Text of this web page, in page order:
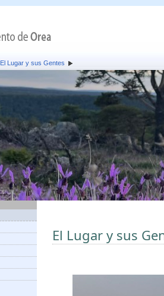
El Lugar y sus Gentes
El Lugar y sus